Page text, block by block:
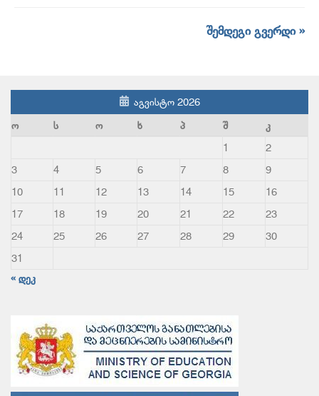
შემდეგი გვერდი »
აგვისტო 2026
ო
ს ო ხ პ შ
კ
1
2
3
4 5 6 7 8
9
10
11 12 13 14 15
16
17
18 19 20 21 22
23
24
25 26 27 28 29
30
31
« დეკ